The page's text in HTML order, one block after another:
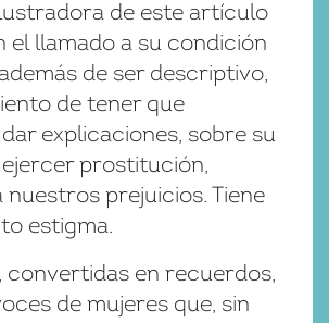
de este artículo
el llamado a su condición
de ser descriptivo,
de tener que
explicaciones, sobre su
prostitución,
prejuicios. Tiene
estigma.
convertidas en recuerdos,
de mujeres que, sin